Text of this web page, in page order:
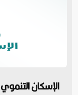
الإسكان التنموي